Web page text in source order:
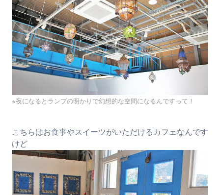
※夜になるとランプの明かりで幻想的な空間になるんですって！
こちらはお食事やスイーツがいただけるカフェなんです
けど